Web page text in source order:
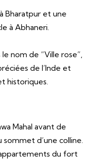
Bharatpur et une
à Abhaneri.
nom de “Ville rose”,
de l’Inde et
historiques.
Mahal avant de
d’une colline.
du fort